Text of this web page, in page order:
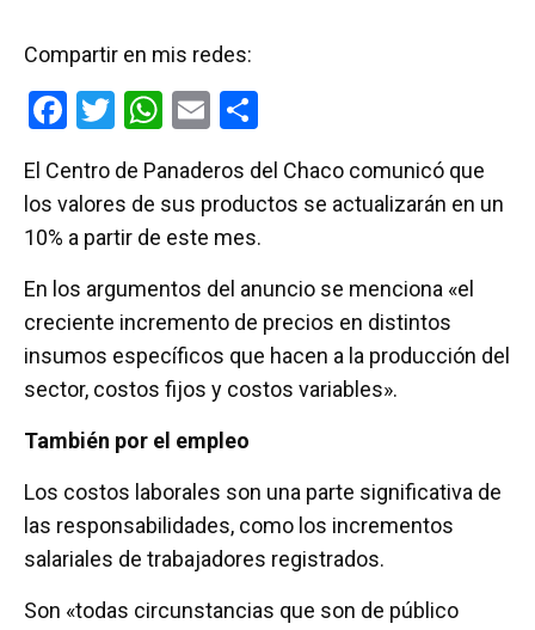
Compartir en mis redes:
F
ce
b
o
o
k
T
tt
er
W
at
s
p
p
E
ail m
p
tir
El Centro de Panaderos del Chaco comunicó que
los valores de sus productos se actualizarán en un
10% a partir de este mes.
En los argumentos del anuncio se menciona «el
creciente incremento de precios en distintos
insumos específicos que hacen a la producción del
sector, costos fijos y costos variables».
También por el empleo
Los costos laborales son una parte significativa de
las responsabilidades, como los incrementos
salariales de trabajadores registrados.
Son «todas circunstancias que son de público